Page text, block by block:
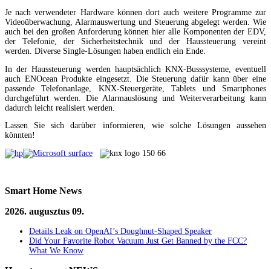
Je nach verwendeter Hardware können dort auch weitere Programme zur
Videoüberwachung, Alarmauswertung und Steuerung abgelegt werden. Wie
auch bei den großen Anforderung können hier alle Komponenten der EDV,
der Telefonie, der Sicherheitstechnik und der Haussteuerung vereint
werden. Diverse Single-Lösungen haben endlich ein Ende.
In der Haussteuerung werden hauptsächlich KNX-Busssysteme, eventuell
auch ENOcean Produkte eingesetzt. Die Steuerung dafür kann über eine
passende Telefonanlage, KNX-Steuergeräte, Tablets und Smartphones
durchgeführt werden. Die Alarmauslösung und Weiterverarbeitung kann
dadurch leicht realisiert werden.
Lassen Sie sich darüber informieren, wie solche Lösungen aussehen
könnten!
Smart Home News
2026. augusztus 09.
Details Leak on OpenAI’s Doughnut-Shaped Speaker
Did Your Favorite Robot Vacuum Just Get Banned by the FCC?
What We Know